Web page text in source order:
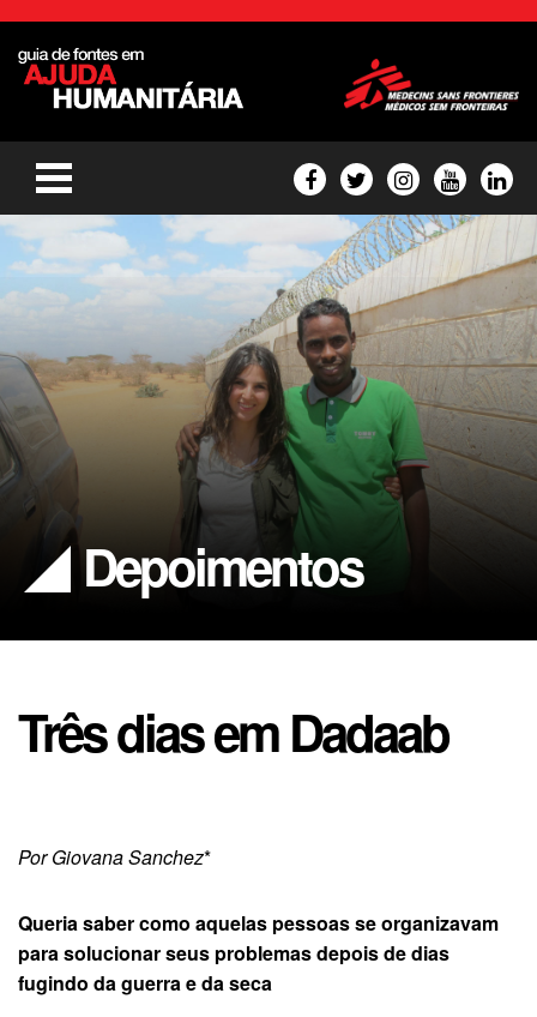
Depoimentos
Três dias em Dadaab
Por Giovana Sanchez*
Queria saber como aquelas pessoas se organizavam
para solucionar seus problemas depois de dias
fugindo da guerra e da seca